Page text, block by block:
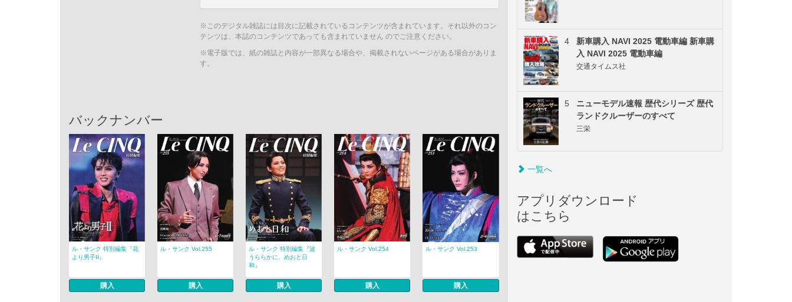
※このデジタル雑誌には目次に記載されているコンテンツが含まれています。それ以外のコン
テンツは、本誌のコンテンツであっても含まれていません のでご注意ください。
※電子版では、紙の雑誌と内容が一部異なる場合や、掲載されないページがある場合がありま
す。
バックナンバー
ル・サンク 特別編集『花
より男子II』
購入
ル・サンク Vol.255
購入
ル・サンク 特別編集『波
うららかに、めおと日
和』
購入
ル・サンク Vol.254
購入
ル・サンク Vol.253
購入
4
新車購入 NAVI 2025 電動車編 新車購
入 NAVI 2025 電動車編
交通タイムス社
5
ニューモデル速報 歴代シリーズ 歴代
ランドクルーザーのすべて
三栄
一覧へ
アプリダウンロード
はこちら